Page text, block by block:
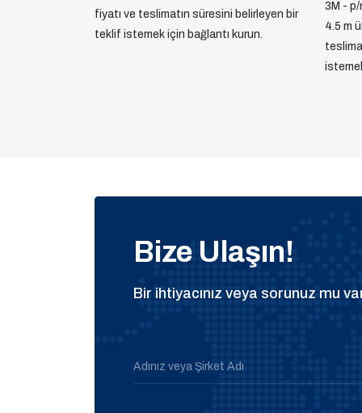
fiyatı ve teslimatın süresini belirleyen bir
teklif istemek için bağlantı kurun.
3M -
4.5 m
Bize Ulaşın!
Bir ihtiyacınız veya sorunuz mu
Adınız veya Şirket Adı